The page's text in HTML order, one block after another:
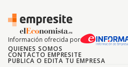
Información ofrecida por
QUIENES SOMOS
CONTACTO EMPRESITE
PUBLICA O EDITA TU EMPRESA